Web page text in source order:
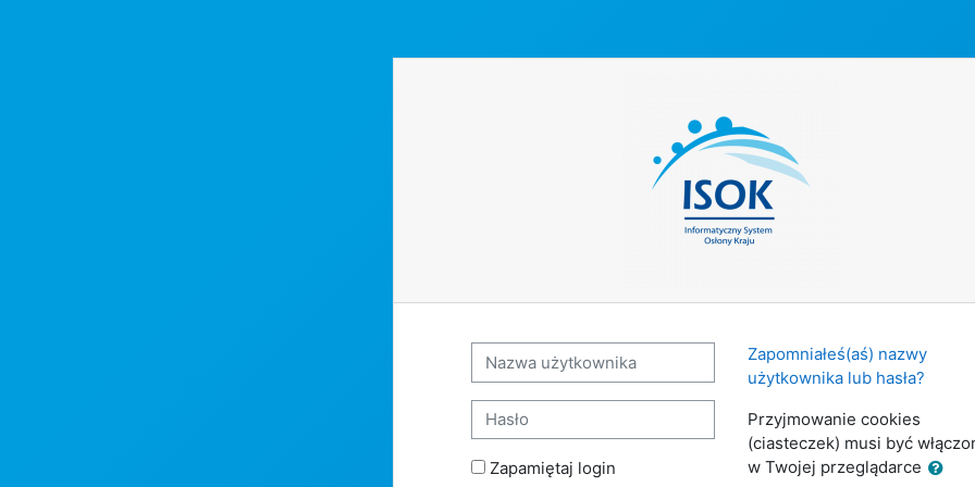
Nazwa użytkownika
Hasło
Zapamiętaj login
Zapomniałeś(aś) nazwy
użytkownika lub hasła?
Przyjmowanie cookies
(ciasteczek) musi być
w Twojej przeglądarce